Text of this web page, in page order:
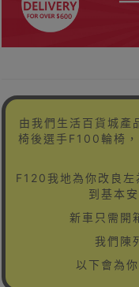
由我們生活百貨城產
椅後選手F100輪椅
F120我地為你改良左
到基本
新車只需開
我們陳
以下會為